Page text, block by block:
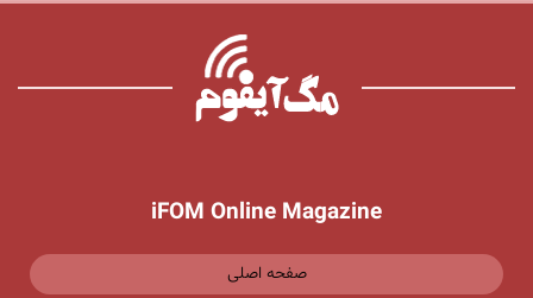
iFOM Online Magazine
صفحه اصلی